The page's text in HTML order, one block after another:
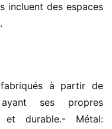
incluent des espaces
fabriqués à partir de
ses propres
et durable.- Métal: